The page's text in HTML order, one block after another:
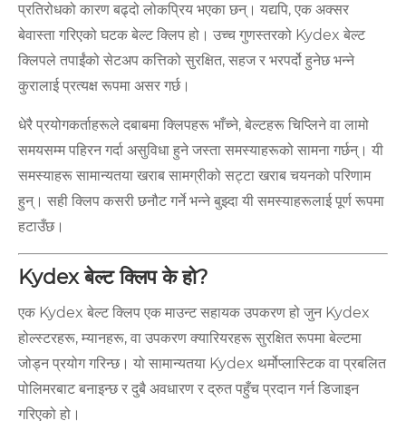
प्रतिरोधको कारण बढ्दो लोकप्रिय भएका छन्। यद्यपि, एक अक्सर
बेवास्ता गरिएको घटक बेल्ट क्लिप हो। उच्च गुणस्तरको Kydex बेल्ट
क्लिपले तपाईंको सेटअप कत्तिको सुरक्षित, सहज र भरपर्दो हुनेछ भन्ने
कुरालाई प्रत्यक्ष रूपमा असर गर्छ।
धेरै प्रयोगकर्ताहरूले दबाबमा क्लिपहरू भाँच्ने, बेल्टहरू चिप्लिने वा लामो
समयसम्म पहिरन गर्दा असुविधा हुने जस्ता समस्याहरूको सामना गर्छन्। यी
समस्याहरू सामान्यतया खराब सामग्रीको सट्टा खराब चयनको परिणाम
हुन्। सही क्लिप कसरी छनौट गर्ने भन्ने बुझ्दा यी समस्याहरूलाई पूर्ण रूपमा
हटाउँछ।
Kydex बेल्ट क्लिप के हो?
एक Kydex बेल्ट क्लिप एक माउन्ट सहायक उपकरण हो जुन Kydex
होल्स्टरहरू, म्यानहरू, वा उपकरण क्यारियरहरू सुरक्षित रूपमा बेल्टमा
जोड्न प्रयोग गरिन्छ। यो सामान्यतया Kydex थर्मोप्लास्टिक वा प्रबलित
पोलिमरबाट बनाइन्छ र दुबै अवधारण र द्रुत पहुँच प्रदान गर्न डिजाइन
गरिएको हो।